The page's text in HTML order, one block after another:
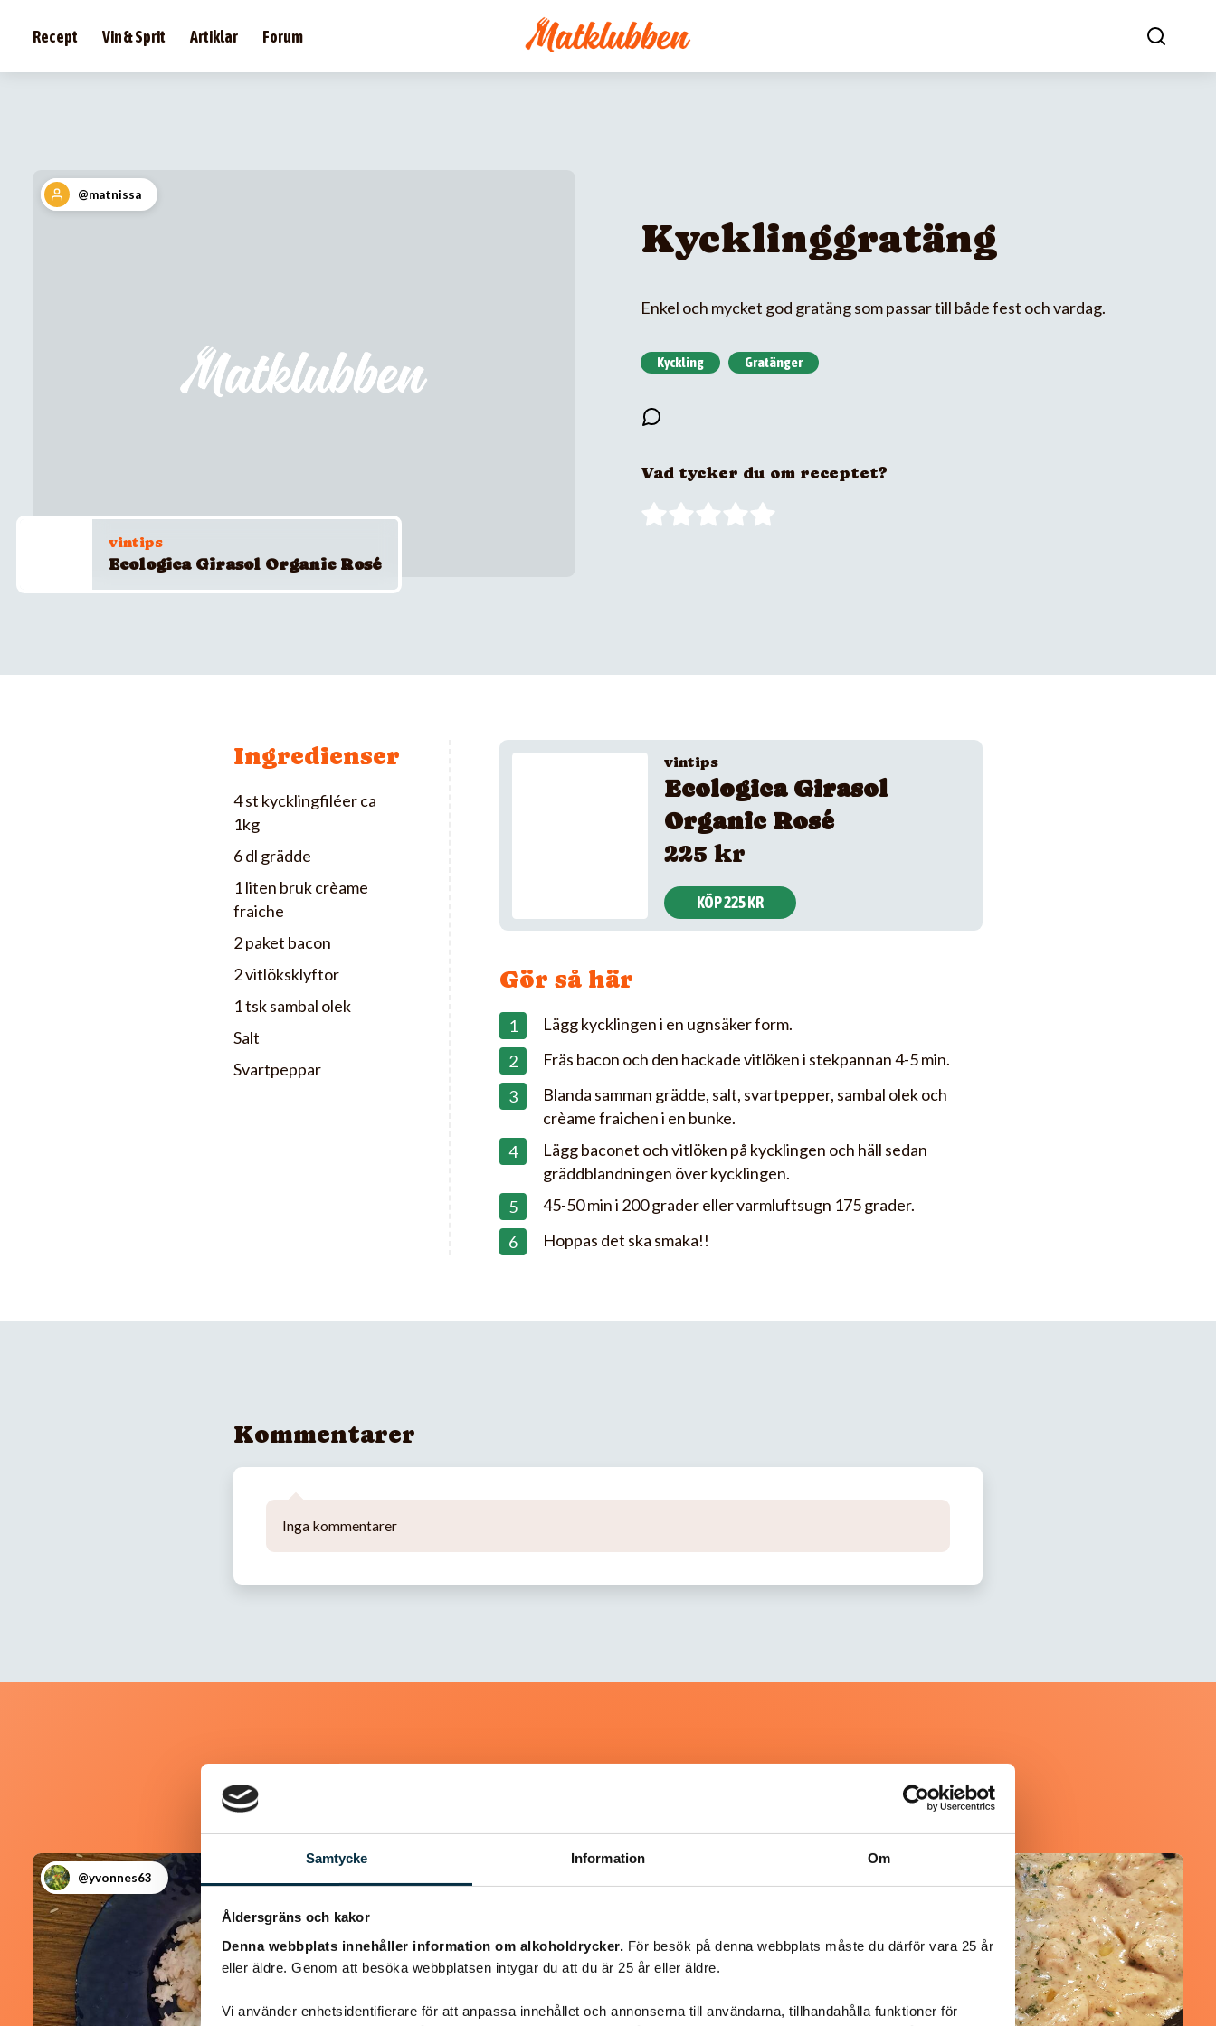
Samtycke Information Om
Åldersgräns och kakor
Denna webbplats innehåller information om alkoholdrycker. För besök på denna webbplats måste du därför vara 25 år
eller äldre. Genom att besöka webbplatsen intygar du att du är 25 år eller äldre.
Vi använder enhetsidentifierare för att anpassa innehållet och annonserna till användarna, tillhandahålla funktioner för
Recept Vin & Sprit Artiklar Forum
@matnissa
vintips
Ecologica Girasol Organic Rosé
Kycklinggratäng
Enkel och mycket god gratäng som passar till både fest och vardag.
Kyckling Gratänger
Vad tycker du om receptet?
Ingredienser
4 st kycklingfiléer ca
1kg
6 dl grädde
1 liten bruk crèame
fraiche
2 paket bacon
2 vitlöksklyftor
1 tsk sambal olek
Salt
Svartpeppar
vintips
Ecologica Girasol
Organic Rosé
225 kr
KÖP 225 KR
Gör så här
Lägg kycklingen i en ugnsäker form.
Fräs bacon och den hackade vitlöken i stekpannan 4-5 min.
Blanda samman grädde, salt, svartpepper, sambal olek och
crèame fraichen i en bunke.
Lägg baconet och vitlöken på kycklingen och häll sedan
gräddblandningen över kycklingen.
45-50 min i 200 grader eller varmluftsugn 175 grader.
Hoppas det ska smaka!!
Kommentarer
Inga kommentarer
@yvonnes63